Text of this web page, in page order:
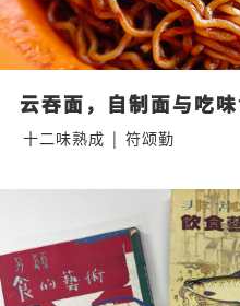
云吞面，自制面与吃
十二味熟成 | 符颂勤